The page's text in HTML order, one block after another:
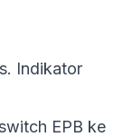
Indikator
EPB ke